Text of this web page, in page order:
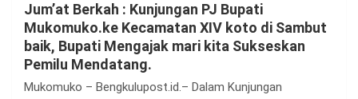
Jum’at Berkah : Kunjungan PJ Bupati
Mukomuko.ke Kecamatan XIV koto di Sambut
baik, Bupati Mengajak mari kita Sukseskan
Pemilu Mendatang.
Mukomuko – Bengkulupost.id.– Dalam Kunjungan